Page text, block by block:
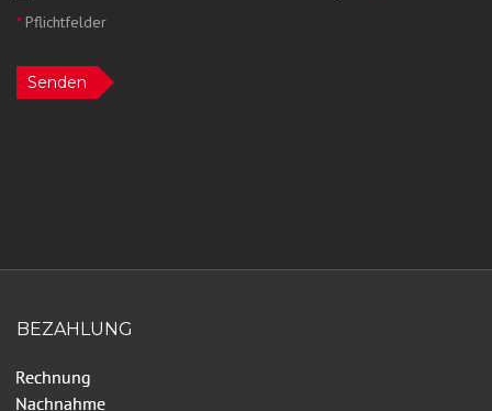
*Pflichtfelder
Senden
BEZAHLUNG